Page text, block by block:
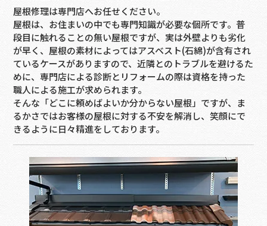
屋根修理は専門店へお任せください。
屋根は、お住まいの中でも専門知識が必要な個所です。普
段目に触れることの無い屋根ですが、実は外壁よりも劣化
が早く、屋根の素材によってはアスベスト(石綿)が含有され
ているケースがありますので、近隣とのトラブルを避けるた
めに、専門店による診断とリフォームの際は資格を持った
職人による施工が求められます。
そんな「どこに頼めばよいか分からない屋根」ですが、ま
るかさではお客様の屋根に対する不安を解消し、笑顔にで
きるように日々精進をしております。